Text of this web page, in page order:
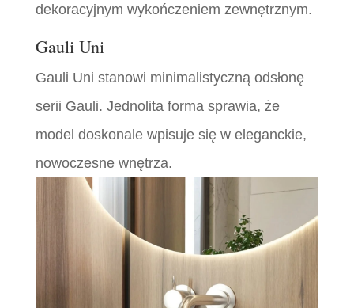
dekoracyjnym wykończeniem zewnętrznym.
Gauli Uni
Gauli Uni stanowi minimalistyczną odsłonę
serii Gauli. Jednolita forma sprawia, że
model doskonale wpisuje się w eleganckie,
nowoczesne wnętrza.